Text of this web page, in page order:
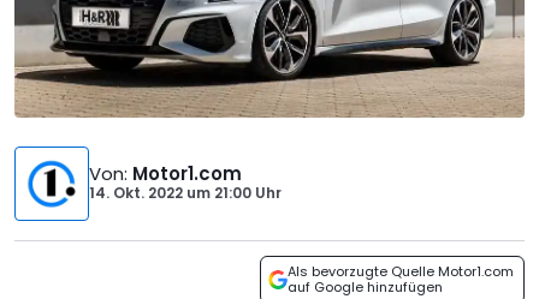
Von: Motor1.com
14. Okt. 2022 um 21:00 Uhr
Als bevorzugte Quelle Motor1.com
auf Google hinzufügen